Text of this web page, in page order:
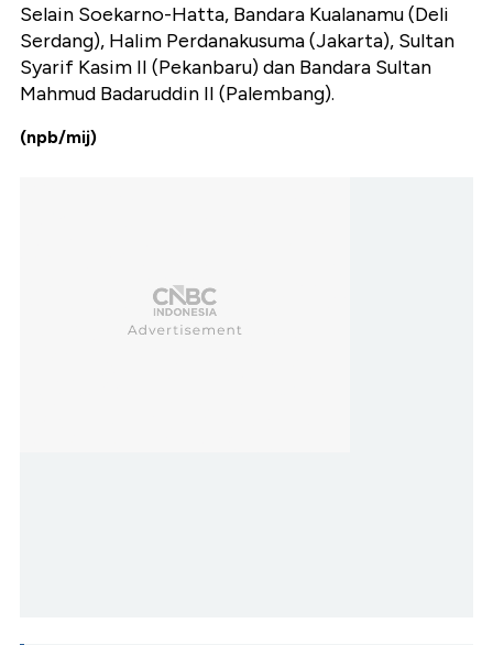
Selain Soekarno-Hatta, Bandara Kualanamu (Deli
Serdang), Halim Perdanakusuma (Jakarta), Sultan
Syarif Kasim II (Pekanbaru) dan Bandara Sultan
Mahmud Badaruddin II (Palembang).
(npb/mij)